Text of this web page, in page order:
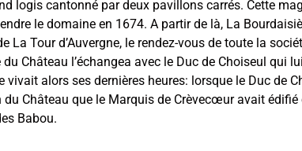
logis cantonné par deux pavillons carrés. Cette
le domaine en 1674. A partir de là, La
La Tour d’Auvergne, le rendez-vous de toute la
Château l’échangea avec le Duc de Choiseul qui
vivait alors ses dernières heures: lorsque le Duc de
du Château que le Marquis de Crèvecœur avait
Babou.